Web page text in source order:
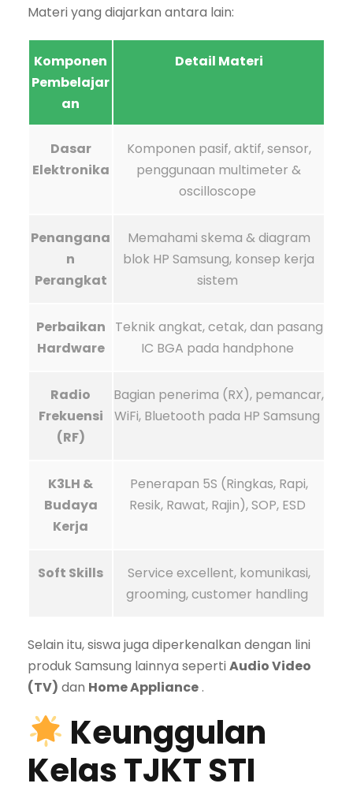
Materi yang diajarkan antara lain:
Komponen
Pembelajar
an
Detail Materi
Dasar
Elektronika
Komponen pasif, aktif, sensor,
penggunaan multimeter &
oscilloscope
Penangana
n
Perangkat
Memahami skema & diagram
blok HP Samsung, konsep kerja
sistem
Perbaikan
Hardware
Teknik angkat, cetak, dan pasang
IC BGA pada handphone
Radio
Frekuensi
(RF)
Bagian penerima (RX), pemancar,
WiFi, Bluetooth pada HP Samsung
K3LH &
Budaya
Kerja
Penerapan 5S (Ringkas, Rapi,
Resik, Rawat, Rajin), SOP, ESD
Soft Skills
Service excellent, komunikasi,
grooming, customer handling
Selain itu, siswa juga diperkenalkan dengan lini
produk Samsung lainnya seperti Audio Video
(TV) dan Home Appliance.
Keunggulan
Kelas TJKT STI